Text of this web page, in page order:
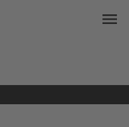
menu